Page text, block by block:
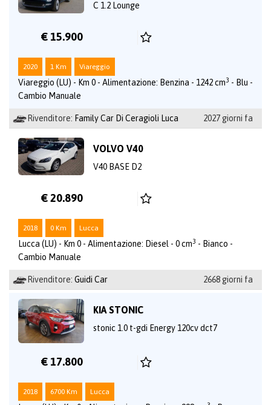
C 1.2 Lounge
€ 15.900
2020 1 Km Viareggio
Viareggio (LU) - Km 0 - Alimentazione: Benzina - 1242 cm3 - Blu -
Cambio Manuale
Rivenditore: Family Car Di Ceragioli Luca 2027 giorni fa
VOLVO V40
V40 BASE D2
€ 20.890
2018 0 Km Lucca
Lucca (LU) - Km 0 - Alimentazione: Diesel - 0 cm3 - Bianco -
Cambio Manuale
Rivenditore: Guidi Car 2668 giorni fa
KIA STONIC
stonic 1.0 t-gdi Energy 120cv dct7
€ 17.800
2018 6700 Km Lucca